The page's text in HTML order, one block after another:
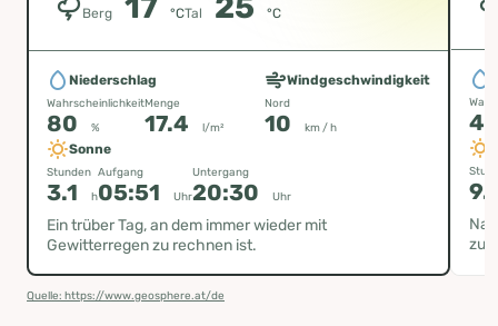
Berg °CTal °C
Niederschlag
Wahrscheinlichkeit
80 %
Menge
17.4 l/m²
Windgeschwindigkeit
Nord
10 km / h
Sonne
Stunden
3.1 h
Aufgang
05:51 Uhr
Untergang
20:30 Uhr
Ein trüber Tag, an dem immer wieder mit
Gewitterregen zu rechnen ist.
Quelle: https://www.geosphere.at/de